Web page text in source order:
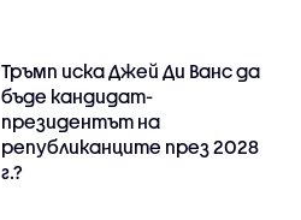
Тръмп иска Джей Ди Ванс да
бъде кандидат-
президентът на
републиканците през 2028
г.?